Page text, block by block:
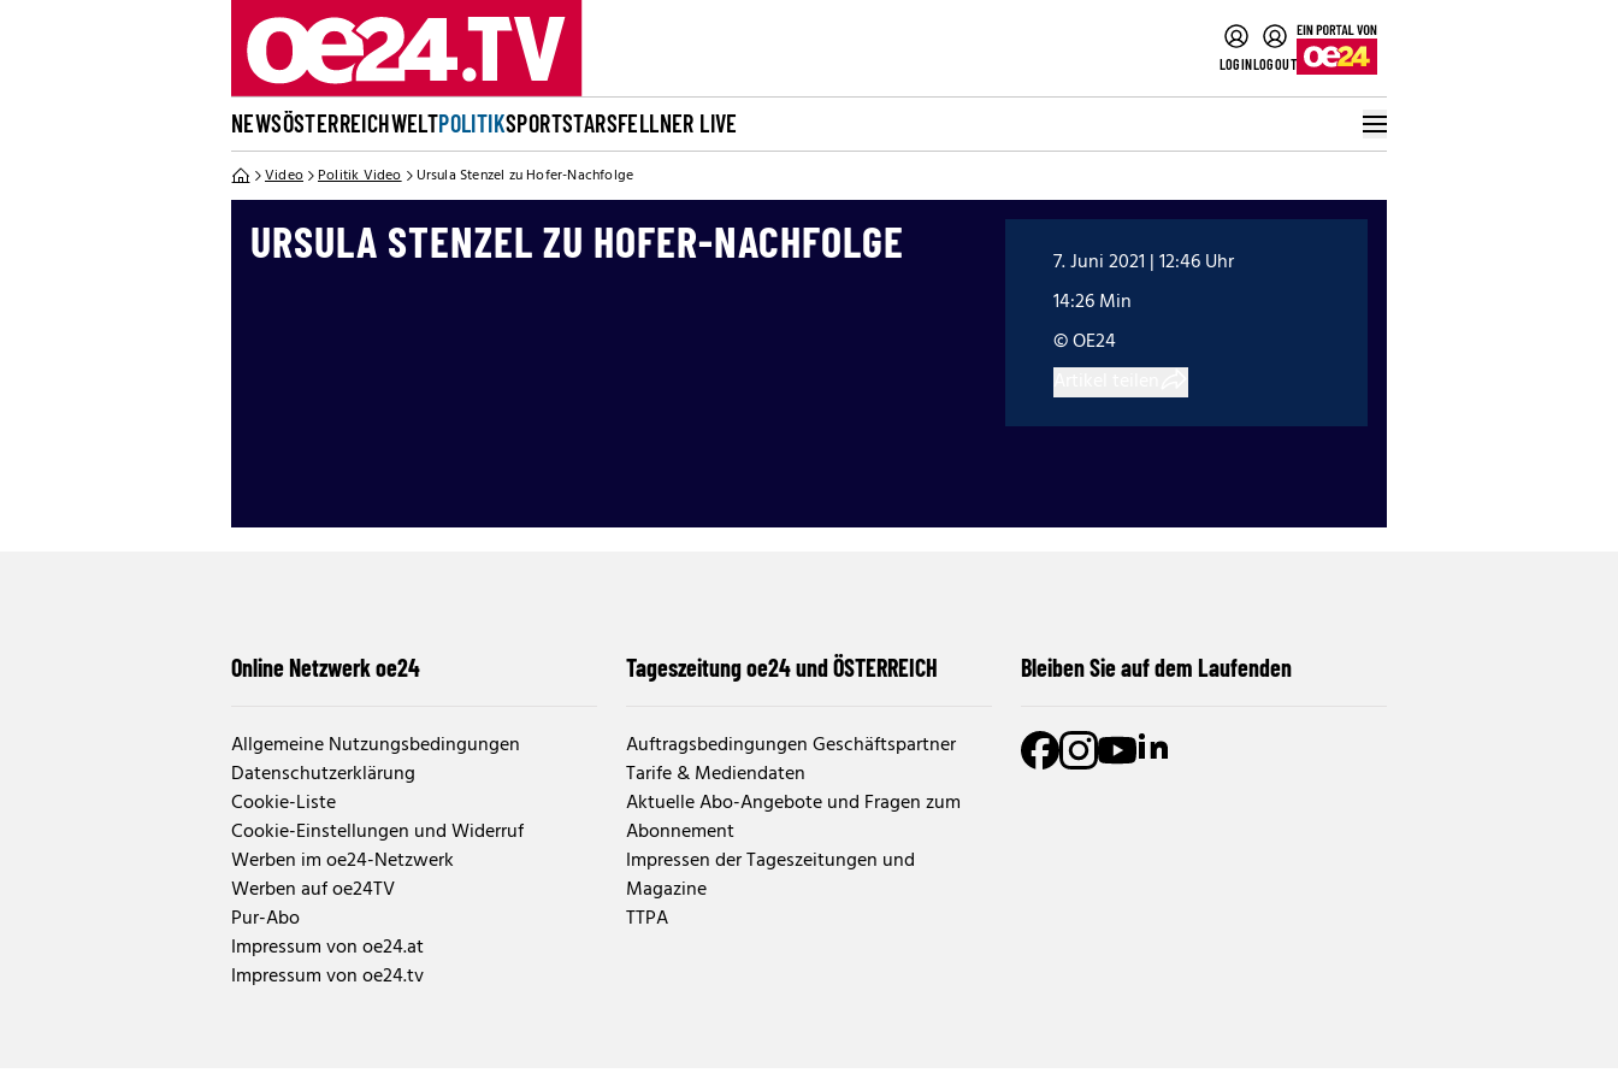
LOGINLOGOUT
NEWSÖSTERREICHWELTPOLITIKSPORTSTARSFELLNER LIVE
Video Politik Video Ursula Stenzel zu Hofer-Nachfolge
URSULA STENZEL ZU HOFER-NACHFOLGE
7. Juni 2021 | 12:46 Uhr
14:26 Min
© OE24
Online Netzwerk oe24
Allgemeine Nutzungsbedingungen
Datenschutzerklärung
Cookie-Liste
Cookie-Einstellungen und Widerruf
Werben im oe24-Netzwerk
Werben auf oe24TV
Pur-Abo
Impressum von oe24.at
Impressum von oe24.tv
Tageszeitung oe24 und ÖSTERREICH
Auftragsbedingungen Geschäftspartner
Tarife & Mediendaten
Aktuelle Abo-Angebote und Fragen zum
Abonnement
Impressen der Tageszeitungen und
Magazine
TTPA
Bleiben Sie auf dem Laufenden